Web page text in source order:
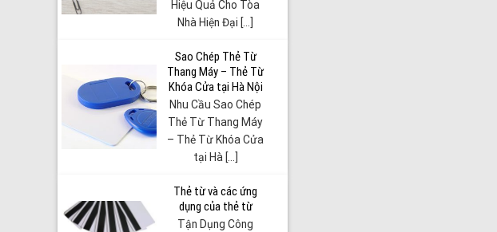
Hiệu Quả Cho Tòa
Nhà Hiện Đại [...]
Sao Chép Thẻ Từ
Thang Máy – Thẻ Từ
Khóa Cửa tại Hà Nội
Nhu Cầu Sao Chép
Thẻ Từ Thang Máy
– Thẻ Từ Khóa Cửa
tại Hà [...]
Thẻ từ và các ứng
dụng của thẻ từ
Tận Dụng Công